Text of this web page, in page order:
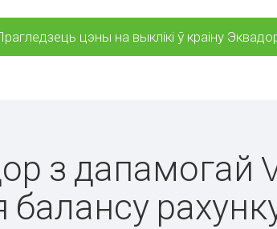
цэны на выклікі ў краіну
з
балансу